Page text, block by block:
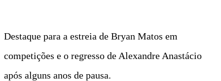
Destaque para a estreia de Bryan Matos em
competições e o regresso de Alexandre Anastácio
após alguns anos de pausa.